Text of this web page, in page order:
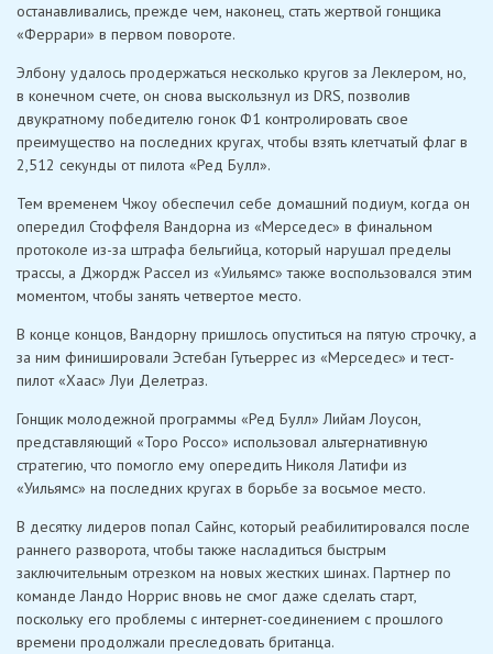
останавливались, прежде чем, наконец, стать жертвой гонщика
«Феррари» в первом повороте.
Элбону удалось продержаться несколько кругов за Леклером, но,
в конечном счете, он снова выскользнул из DRS, позволив
двукратному победителю гонок Ф1 контролировать свое
преимущество на последних кругах, чтобы взять клетчатый флаг в
2,512 секунды от пилота «Ред Булл».
Тем временем Чжоу обеспечил себе домашний подиум, когда он
опередил Стоффеля Вандорна из «Мерседес» в финальном
протоколе из-за штрафа бельгийца, который нарушал пределы
трассы, а Джордж Рассел из «Уильямс» также воспользовался этим
моментом, чтобы занять четвертое место.
В конце концов, Вандорну пришлось опуститься на пятую строчку, а
за ним финишировали Эстебан Гутьеррес из «Мерседес» и тест-
пилот «Хаас» Луи Делетраз.
Гонщик молодежной программы «Ред Булл» Лийам Лоусон,
представляющий «Торо Россо» использовал альтернативную
стратегию, что помогло ему опередить Николя Латифи из
«Уильямс» на последних кругах в борьбе за восьмое место.
В десятку лидеров попал Сайнс, который реабилитировался после
раннего разворота, чтобы также насладиться быстрым
заключительным отрезком на новых жестких шинах. Партнер по
команде Ландо Норрис вновь не смог даже сделать старт,
поскольку его проблемы с интернет-соединением с прошлого
времени продолжали преследовать британца.